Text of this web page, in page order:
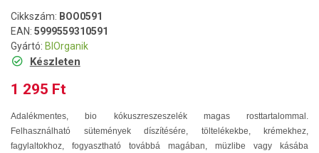
Cikkszám: BOO0591
EAN: 5999559310591
Gyártó: BIOrganik
Készleten
1 295 Ft
Adalékmentes, bio kókuszreszeszelék magas rosttartalommal.
Felhasználható sütemények díszítésére, töltelékekbe, krémekhez,
fagylaltokhoz, fogyasztható továbbá magában, müzlibe vagy kásába